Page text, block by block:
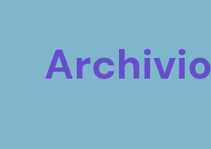
archivio